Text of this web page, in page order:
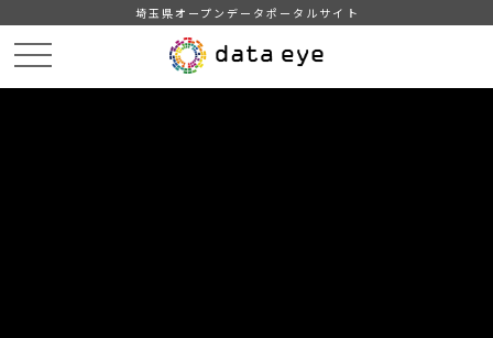
埼玉県オープンデータポータルサイト